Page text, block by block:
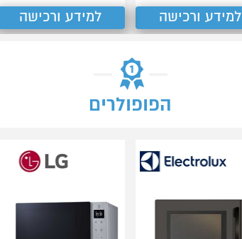
למידע ורכישה למידע ורכישה
הפופולרים